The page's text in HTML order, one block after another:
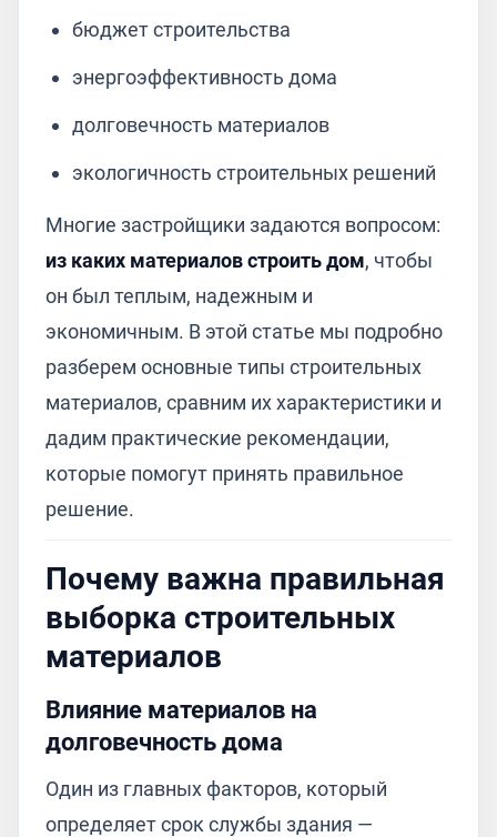
бюджет строительства
энергоэффективность дома
долговечность материалов
экологичность строительных решений
Многие застройщики задаются вопросом:
из каких материалов строить дом, чтобы
он был теплым, надежным и
экономичным. В этой статье мы подробно
разберем основные типы строительных
материалов, сравним их характеристики и
дадим практические рекомендации,
которые помогут принять правильное
решение.
Почему важна правильная
выборка строительных
материалов
Влияние материалов на
долговечность дома
Один из главных факторов, который
определяет срок службы здания —